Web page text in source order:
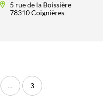
5 rue de la Boissière
78310 Coignières
... 3